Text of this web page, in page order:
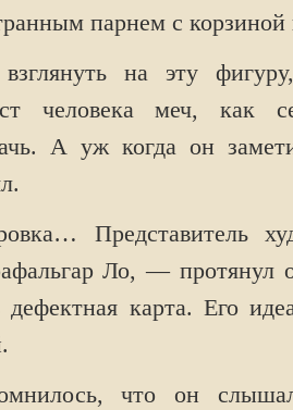
парнем с корзиной
на эту
человека меч, как
А уж когда он
Представитель
Ло, — протянул
карта. Его
что он